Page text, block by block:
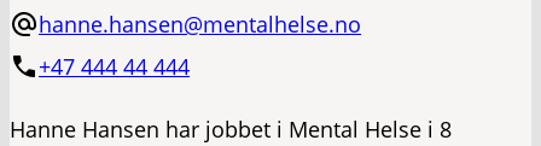
hanne.hansen@mentalhelse.no
+47 444 44 444
Hanne Hansen har jobbet i Mental Helse i 8